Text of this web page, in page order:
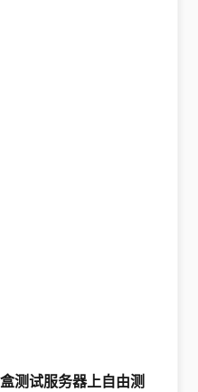
测试服务器上自由测